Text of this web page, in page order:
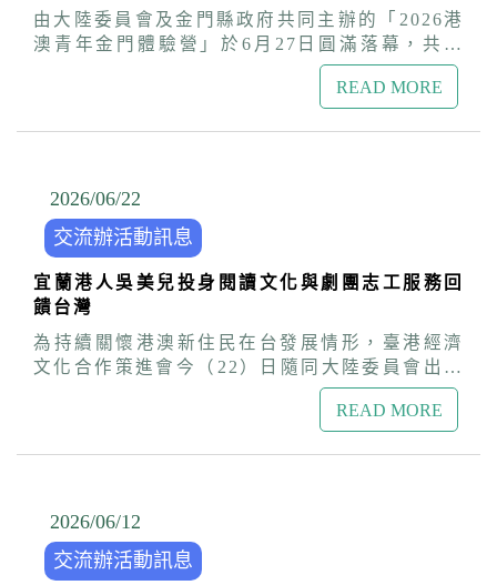
極參與社會服務與公益活動，讓台灣成為圓夢的
第二個家。台灣香港協會桑普理事長也到場支
淨山淨灘公益活動與生活適應座談及好友港節市
集等多元交流活動，協助港澳朋友更深入認識台
灣社會，開創充實安心的新生活。若在台港澳民
眾及港澳學生有就學就業、在台生活、申請居留
定居等相關問題，可撥打交流辦諮詢專線
(02)2700-3199，感受政府「善意久久」的陪伴
與協助。
灣最溫暖的依靠。他以港澳學生評點制留台的數
字為例，從2019年的700人次，增加至2025年的
2100人，成長近3倍，顯見政府近年不斷優化
「進得來、留得住、好發展」的友善環境已具成
效，台灣已成為港澳青年職涯發展與築夢的地
方。 本次知性之旅行程首先走訪歷史古鎮鹿港與
賦予新生命。隨後前往雲林口湖的「好蝦囧男
社」，體會台灣青年堅持生態共生、友善土地的
創業精神；並在北港朝天宮隆重的裊裊香火中，
體驗最道地的庶民信仰與人情味。旅程最後落腳
嘉義「檜意生活村」與「二通街區（本島人
街）」，看見舊城區在新舊融合的設計下再次展
現蓬勃生機。 這次的行程對習慣於高密度、快節
奏都市生活的港澳同學而言，帶來了視野與心靈
上的深刻衝擊。參與活動的港澳同學紛紛表示，
此行讓他們跳脫課本與都市的框架，看見了台灣
中南部最接地氣、最溫暖的一面，尤其是地方創
發。 盧處長並向在座的港澳同學推廣目前正熱烈
徵件中的「港覺濠臺」IG圖文競賽，鼓勵同學們
將這幾天在彰化與嘉義所拍下的精彩照片與感動
由大陸委員會及金門縣政府共同主辦的「2026港
澳青年金門體驗營」於6月27日圓滿落幕，共有
來自港澳及在臺就學的38名臺灣與港澳學生參
加，陸委會港澳蒙藏處組長李晉梅偕同臺港經濟
邊境管制限制，參加活動的僅有在台就讀的港澳
學生；幸而近三年已全面恢復交流，能重新迎來
直接從港澳來台的同學一同參與。不論大家來自
何處，能跨越地理限制在金門齊聚一堂，這份緣
分更顯珍貴。金門的閩南建築、洋樓與老街，與
香港大澳、澳門路環的常民生活溫度極為相似，
這種文化DNA與在變局中展現的生命韌性，是港
澳與金門共同的連結。 座談會上，同學們大方分
享此行的多元收穫與體驗。學員們表示，營隊行
程非常充實，透過手作閩南炊粿、彩繪高粱酒瓶
與在地美食，深刻體會到傳統文化的代代相傳。
此外，走訪了僑鄉歷史與戰地文化，讓他們對兩
肯定同學們的智慧，並勉勵大家，營隊的結束正
是思考的啟程，期許大家帶回去的不僅是金門特
產，更是一顆「理解與和平的種子」，回到校園
READ MORE
2026/06/22
交流辦活動訊息
宜蘭港人吳美兒投身閱讀文化與劇團志工服務回
饋台灣
為持續關懷港澳新住民在台發展情形，臺港經濟
文化合作策進會今（22）日隨同大陸委員會出席
內政部移民署跨機關聯合關懷列車活動，前往宜
蘭縣訪視投身文化局劇團故事志工十餘年的香港
93年結婚來台，至今已逾20年。這段生命旅程對
她而言，就像一本精彩的故事書。初來乍到面臨
陌生環境，但她以對自己孩子的陪伴和愛走出家
READ MORE
2026/06/12
交流辦活動訊息